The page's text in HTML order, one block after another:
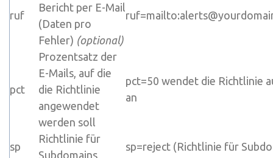
ruf
Bericht per E-Mail
(Daten pro
Fehler) (optional)
pct
Prozentsatz der
E-Mails, auf die
die Richtlinie
angewendet
werden soll
pct=50 wendet die Richtlinie
an
sp
Richtlinie für
Subdomains
sp=reject (Richtlinie für